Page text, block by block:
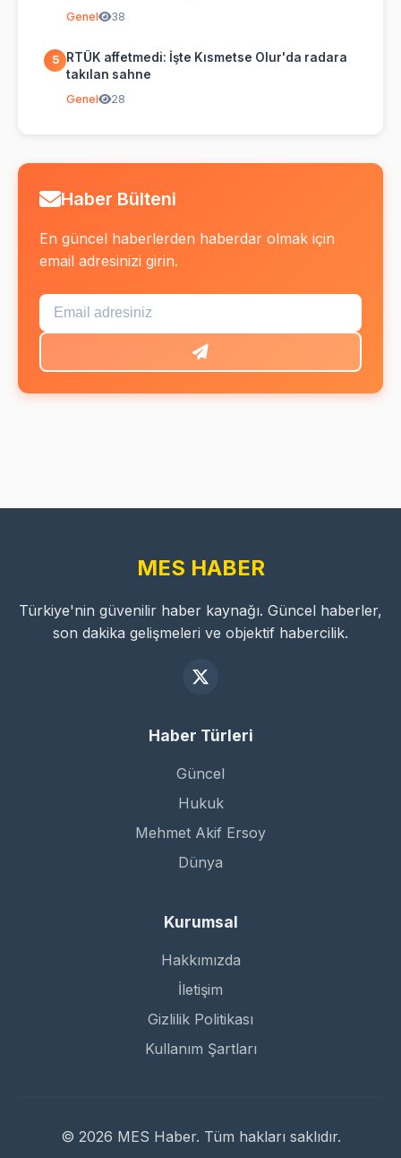
Genel 38
5
RTÜK affetmedi: İşte Kısmetse Olur'da radara
takılan sahne
Genel 28
Haber Bülteni
En güncel haberlerden haberdar olmak için
email adresinizi girin.
MES HABER
Türkiye'nin güvenilir haber kaynağı. Güncel haberler,
son dakika gelişmeleri ve objektif habercilik.
Haber Türleri
Güncel
Hukuk
Mehmet Akif Ersoy
Dünya
Kurumsal
Hakkımızda
İletişim
Gizlilik Politikası
Kullanım Şartları
© 2026 MES Haber. Tüm hakları saklıdır.